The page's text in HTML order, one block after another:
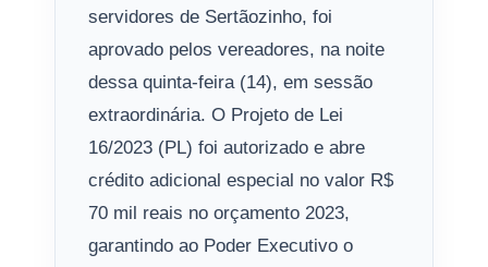
servidores de Sertãozinho, foi
aprovado pelos vereadores, na noite
dessa quinta-feira (14), em sessão
extraordinária. O Projeto de Lei
16/2023 (PL) foi autorizado e abre
crédito adicional especial no valor R$
70 mil reais no orçamento 2023,
garantindo ao Poder Executivo o